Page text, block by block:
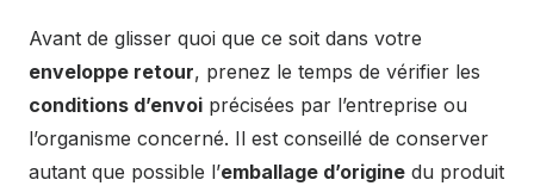
Avant de glisser quoi que ce soit dans votre
enveloppe retour, prenez le temps de vérifier les
conditions d’envoi précisées par l’entreprise ou
l’organisme concerné. Il est conseillé de conserver
autant que possible l’emballage d’origine du produit